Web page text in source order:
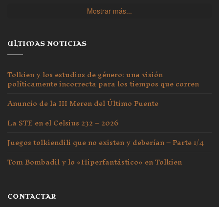
Mostrar más...
ULTIMAS NOTICIAS
Tolkien y los estudios de género: una visión
políticamente incorrecta para los tiempos que corren
Anuncio de la III Meren del Último Puente
La STE en el Celsius 232 – 2026
Juegos tolkiendili que no existen y deberían – Parte 1/4
Tom Bombadil y lo «Hiperfantástico» en Tolkien
CONTACTAR